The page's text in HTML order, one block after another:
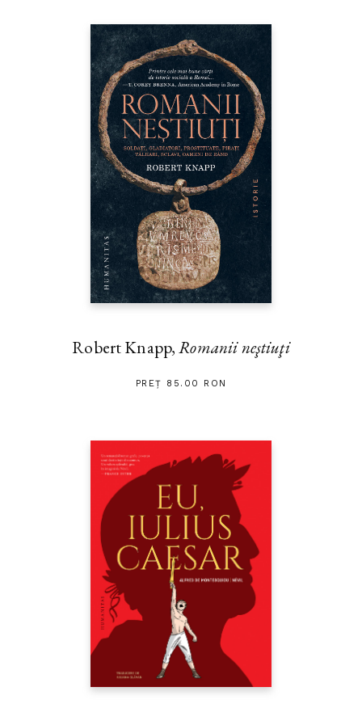
Robert Knapp,Romanii neştiuţi
PREȚ 85.00 RON